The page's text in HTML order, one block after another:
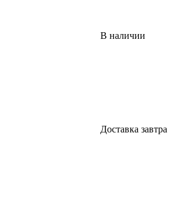
В наличии
Доставка завтра